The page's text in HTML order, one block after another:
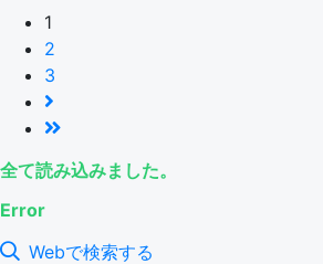
1
2
3
全て読み込みました。
Error
Webで検索する